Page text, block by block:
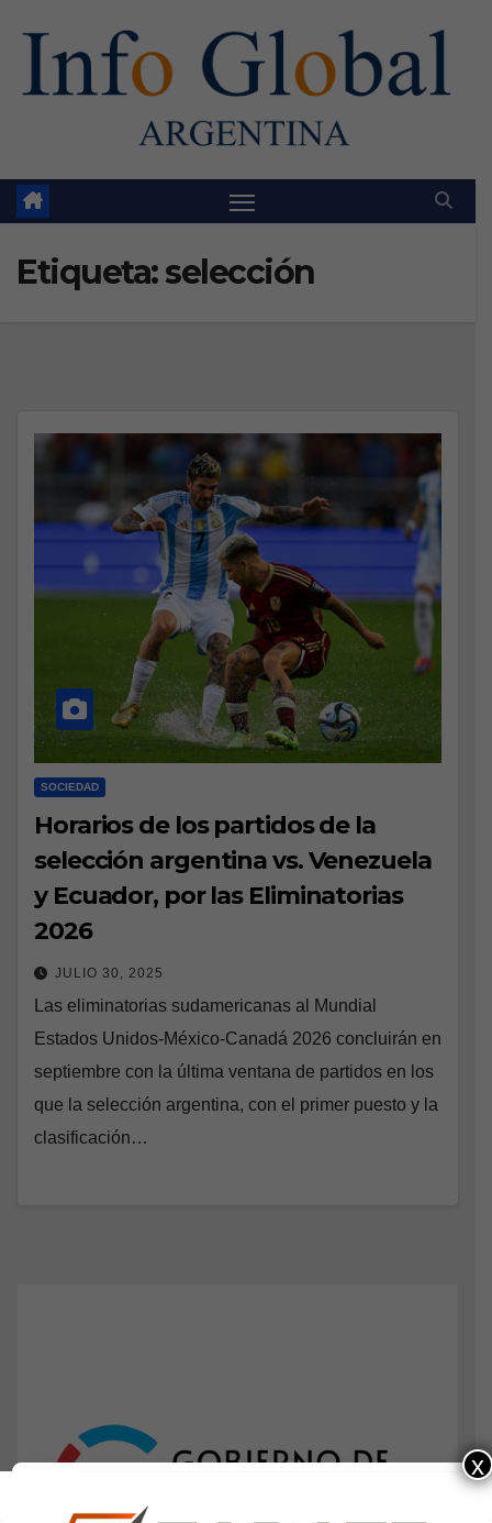
Etiqueta:selección
SOCIEDAD
Horarios de los partidos de la
selección argentina vs. Venezuela
y Ecuador, por las Eliminatorias
2026
JULIO 30, 2025
Las eliminatorias sudamericanas al Mundial
Estados Unidos-México-Canadá 2026 concluirán en
septiembre con la última ventana de partidos en los
que la selección argentina, con el primer puesto y la
clasificación…
x